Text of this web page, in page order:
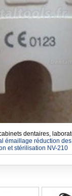
dentaires,
émaillage réduction
et stérilisation NV-210